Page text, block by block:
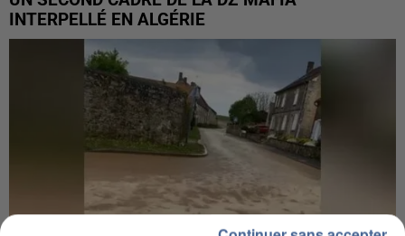
INTERPELLÉ EN ALGÉRIE